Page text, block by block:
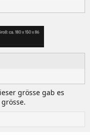
grösse gab es